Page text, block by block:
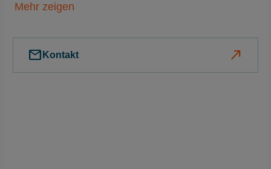
Natürlich brauchen Sie dazu
ein Gerät, das speziell auf die
Herausforderungen Ihres
Mehr zeigen
mail Kontakt north_east